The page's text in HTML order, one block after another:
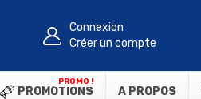
Connexion
Créer un compte
PROMOTIONS
PROMO !
A PROPOS